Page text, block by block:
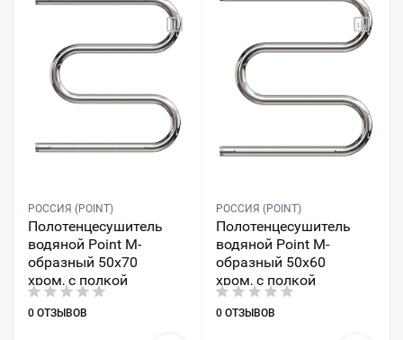
РОССИЯ (POINT)
Полотенцесушитель
водяной Point М-
образный 50х70
хром, с полкой
0 ОТЗЫВОВ
РОССИЯ (POINT)
Полотенцесушитель
водяной Point М-
образный 50х60
хром, с полкой
0 ОТЗЫВОВ